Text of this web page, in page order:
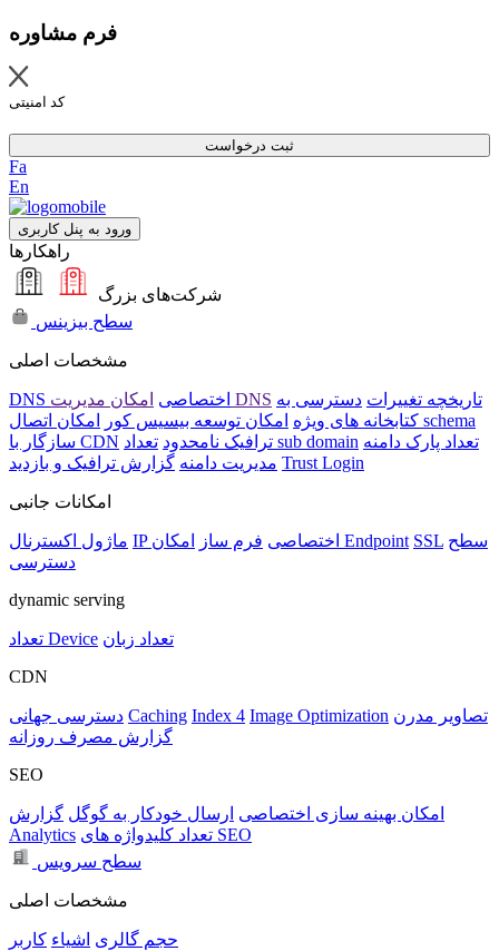
فرم مشاوره
کد امنیتی
ثبت درخواست
Fa
En
ورود به پنل کاربری
راهکارها
شرکت‌های بزرگ
سطح بیزینس
مشخصات اصلی
DNS اختصاصی امکان مدیریت DNS تاریخچه تغییرات دسترسی به
کتابخانه های ویژه امکان توسعه بیسیس کور
امکان اتصال schema
سازگار با CDN
ترافیک نامحدود تعداد sub domain تعداد پارک دامنه
مدیریت دامنه گزارش ترافیک و بازدید Trust Login
امکانات جانبی
ماژول اکسترنال IP اختصاصی فرم ساز امکان Endpoint SSL سطح
دسترسی
dynamic serving
تعداد Device تعداد زبان
CDN
دسترسی جهانی Caching Index 4 Image Optimization تصاویر مدرن
گزارش مصرف روزانه
SEO
امکان بهینه سازی اختصاصی ارسال خودکار به گوگل گزارش
Analytics
تعداد کلیدواژه های SEO
سطح سرویس
مشخصات اصلی
حجم گالری اشیاء کاربر